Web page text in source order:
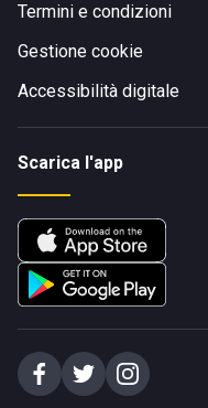
Termini e condizioni
Gestione cookie
Accessibilità digitale
Scarica l'app